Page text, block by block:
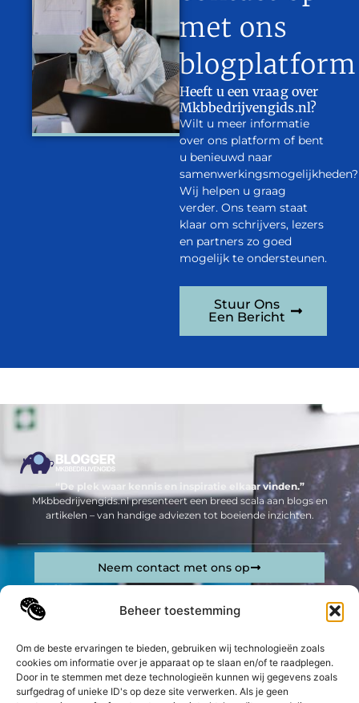
Beheer toestemming
Om de beste ervaringen te bieden, gebruiken wij technologieën zoals
cookies om informatie over je apparaat op te slaan en/of te raadplegen.
Door in te stemmen met deze technologieën kunnen wij gegevens zoals
surfgedrag of unieke ID's op deze site verwerken. Als je geen
met ons
blogplatform
Heeft u een vraag over
Mkbbedrijvengids.nl?
Wilt u meer informatie
over ons platform of bent
u benieuwd naar
samenwerkingsmogelijkheden?
Wij helpen u graag
verder. Ons team staat
klaar om schrijvers, lezers
en partners zo goed
mogelijk te ondersteunen.
Stuur Ons
Een Bericht
“De plek waar kennis en inspiratie elkaar vinden.”
Mkbbedrijvengids.nl presenteert een breed scala aan blogs en
artikelen – van handige adviezen tot boeiende inzichten.
Sitelinks
De best gelezen stukken op een rij
Hondenvoer en Huisdierenvoeding: De Sleutel tot een
Gezond en Gelukkig Dier
Bericht categorie
Neem contact met ons op